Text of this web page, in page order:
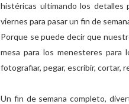
histéricas ultimando los detalles
viernes para pasar un fin de
Porque se puede decir que
mesa para los menesteres para
fotografiar, pegar, escribir, cortar,
Un fin de semana completo,